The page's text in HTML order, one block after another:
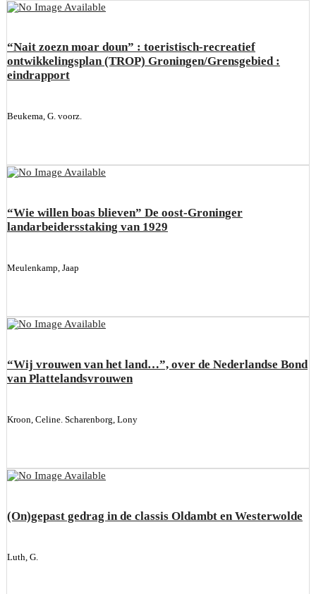
“Nait zoezn moar doun” : toeristisch-recreatief
ontwikkelingsplan (TROP) Groningen/Grensgebied :
eindrapport
Beukema, G. voorz.
“Wie willen boas blieven” De oost-Groninger
landarbeidersstaking van 1929
Meulenkamp, Jaap
“Wij vrouwen van het land…”, over de Nederlandse Bond
van Plattelandsvrouwen
Kroon, Celine. Scharenborg, Lony
(On)gepast gedrag in de classis Oldambt en Westerwolde
Luth, G.